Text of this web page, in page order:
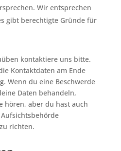
Wir entsprechen
gibt berechtigte Gründe für
kontaktiere uns bitte.
Kontaktdaten am Ende
Wenn du eine Beschwerde
Daten behandeln,
hören, aber du hast auch
richten.